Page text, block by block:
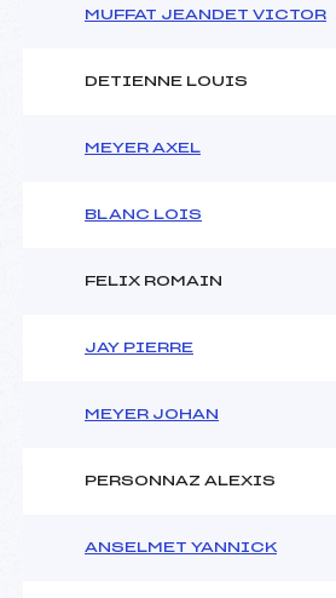
MUFFAT JEANDET VICTOR
DETIENNE LOUIS
MEYER AXEL
BLANC LOIS
FELIX ROMAIN
JAY PIERRE
MEYER JOHAN
PERSONNAZ ALEXIS
ANSELMET YANNICK